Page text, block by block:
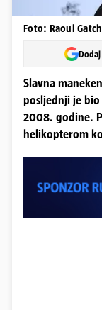
Foto: Raoul
Slavna
posljednji je bio
2008. godine.
helikopterom